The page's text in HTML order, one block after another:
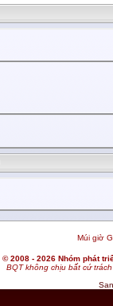
Múi giờ
© 2008 - 2026 Nhóm phát
BQT không chịu bất cứ